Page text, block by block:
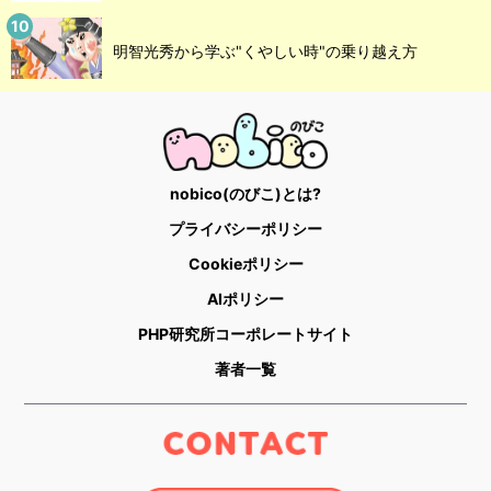
明智光秀から学ぶ"くやしい時"の乗り越え方
nobico(のびこ)とは?
プライバシーポリシー
Cookieポリシー
AIポリシー
PHP研究所コーポレートサイト
著者一覧